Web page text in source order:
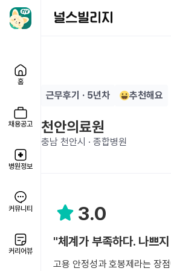
홈
채용공고
병원정보
커뮤니티
커리어뷰
근무후기 · 5년차 추천해요
천안의료원
충남 천안시 · 종합병원
3.0
"체계가 부족하다. 나쁘
고용 안정성과 호봉제라는 장